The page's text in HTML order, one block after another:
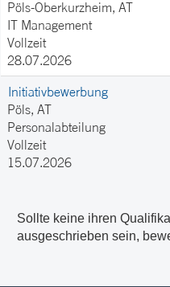
Pöls-Oberkurzheim, AT
IT Management
Vollzeit
28.07.2026
Initiativbewerbung
Pöls, AT
Personalabteilung
Vollzeit
15.07.2026
Sollte keine ihren
ausgeschrieben sein,